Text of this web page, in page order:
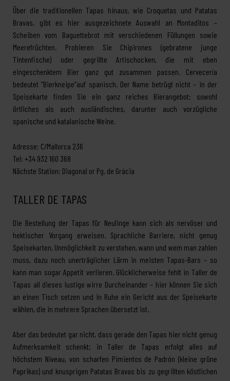
Über die traditionellen Tapas hinaus, wie Croquetas und Patatas
Bravas, gibt es hier ausgezeichnete Auswahl an Montaditos –
Scheiben vom Baguettebrot mit verschiedenen Füllungen sowie
Meerefrüchten. Probieren Sie Chipirones (gebratene junge
Tintenfische) oder gegrillte Artischocken, die mit eben
eingeschenktem Bier ganz gut zusammen passen. Cervecería
bedeutet “Bierkneipe”auf spanisch. Der Name betrügt nicht – in der
Speisekarte finden Sie ein ganz reiches Bierangebot: sowohl
örtliches als auch ausländisches, darunter auch vorzügliche
spanische und katalanische Weine.
Adresse: C/Mallorca 236
Tel: +34 932 160 368
Nächste Station: Diagonal or Pg. de Gràcia
TALLER DE TAPAS
Die Bestellung der Tapas für Neulinge kann sich als nervöser und
hektischer Vorgang erweisen. Sprachliche Barriere, nicht genug
Speisekarten, Unmöglichkeit zu verstehen, wann und wem man zahlen
muss, dazu noch unerträglicher Lärm in meisten Tapas-Bars – so
kann man sogar Appetit verlieren. Glücklicherweise fehlt in Taller de
Tapas all dieses lustige wirre Durcheinander – hier können Sie sich
an einen Tisch setzen und in Ruhe ein Gericht aus der Speisekarte
wählen, die in mehrere Sprachen übersetzt ist.
Aber das bedeutet gar nicht, dass gerade den Tapas hier nicht genug
Aufmerksamkeit schenkt; in Taller de Tapas erfolgt alles auf
höchstem Niveau, von scharfen Pimientos de Padrón (kleine grüne
Paprikas) und knusprigen Patatas Bravas bis zu gegrillten köstlichen